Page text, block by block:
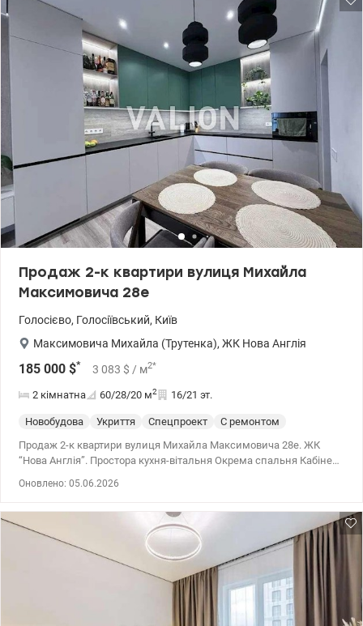
Продаж 2-к квартири вулиця Михайла
Максимовича 28е
Голосієво, Голосіївський, Київ
Максимовича Михайла (Трутенка), ЖК Нова Англія
185 000 $* 3 083 $ / м2*
2 кімнатна 60/28/20 м2 16/21 эт.
Новобудова Укриття Спецпроект
С ремонтом
Продаж 2-к квартири вулиця Михайла Максимовича 28е. ЖК
“Нова Англія”. Простора кухня-вітальня Окрема спальня Кабінет
Оновлено: 05.06.2026